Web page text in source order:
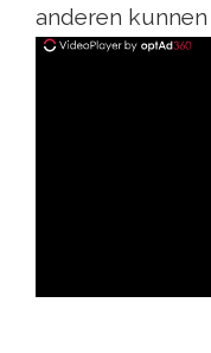
anderen